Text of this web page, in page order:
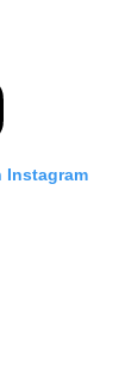
Instagram